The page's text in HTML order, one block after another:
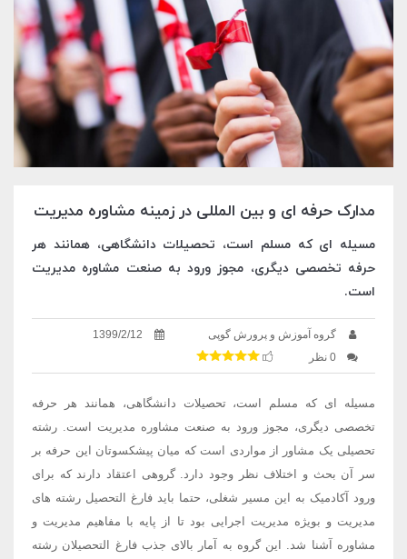
مدارک حرفه ای و بین المللی در زمینه مشاوره مدیریت
مسیله ای که مسلم است، تحصیلات دانشگاهی، همانند هر
حرفه تخصصی دیگری، مجوز ورود به صنعت مشاوره مدیریت
است.
گروه آموزش و پرورش گوپی
1399/2/12
0 نظر
مسیله ای که مسلم است، تحصیلات دانشگاهی، همانند هر حرفه
تخصصی دیگری، مجوز ورود به صنعت مشاوره مدیریت است. رشته
تحصیلی یک مشاور از مواردی است که میان پیشکسوتان این حرفه بر
سر آن بحث و اختلاف نظر وجود دارد. گروهی اعتقاد دارند که برای
ورود آکادمیک به این مسیر شغلی، حتما باید فارغ التحصیل رشته های
مدیریت و بویژه مدیریت اجرایی بود تا از پایه با مفاهیم مدیریت و
مشاوره آشنا شد. این گروه به آمار بالای جذب فارغ التحصیلان رشته